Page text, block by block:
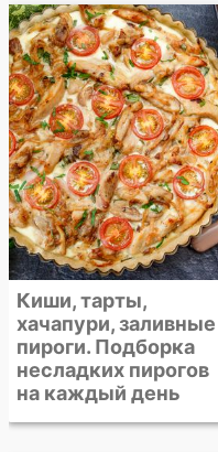
Абрикосовый пирог
с решеткой